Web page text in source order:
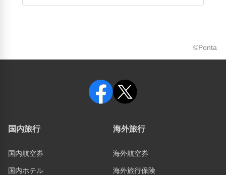
©Ponta
国内旅行
国内航空券
国内ホテル
海外旅行
海外航空券
海外旅行保険